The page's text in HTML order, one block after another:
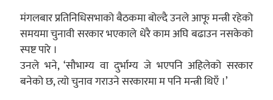
मंगलबार प्रतिनिधिसभाको बैठकमा बोल्दै उनले आफू मन्त्री रहेको
समयमा चुनावी सरकार भएकाले धेरै काम अघि बढाउन नसकेको
स्पष्ट पारे ।
उनले भने, ‘सौभाग्य वा दुर्भाग्य जे भएपनि अहिलेको सरकार
बनेको छ, त्यो चुनाव गराउने सरकारमा म पनि मन्त्री थिएँ ।’